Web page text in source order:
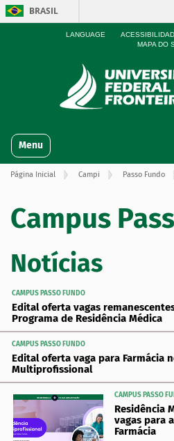
BRASIL
LANGUAGE
MAPA DO
v
Toggle navigation
Página Inicial Campi Passo Fundo
Campus
Notícias
CAMPUS PASSO FUNDO
Edital oferta vagas
Programa de Residência Médica
CAMPUS PASSO FUNDO
Edital oferta vaga para Farmácia
Multiprofissional
CAMPUS PASSO
Residência
vagas para
Farmácia